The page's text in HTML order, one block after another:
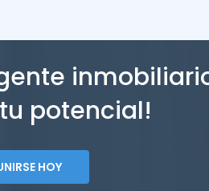
potencial!
HOY